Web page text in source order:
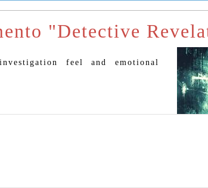
"Detective
feel and emotional